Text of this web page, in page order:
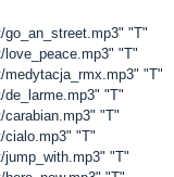
"T"
"T"
"T"
"T"
"T"
cialo.mp3" "T"
"T"